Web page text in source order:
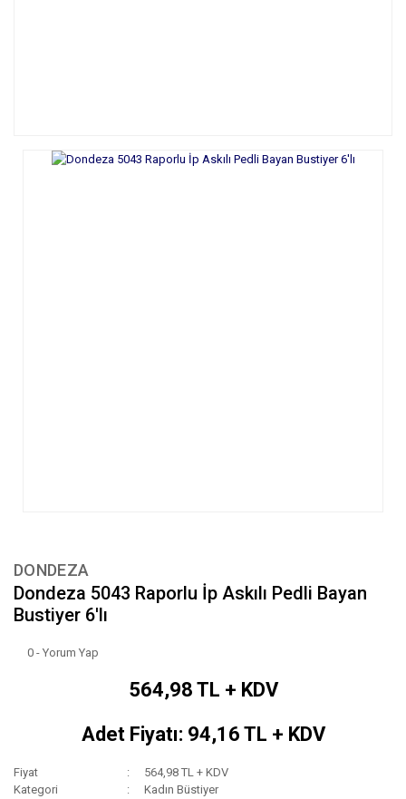
DONDEZA
Dondeza 5043 Raporlu İp Askılı Pedli Bayan
Bustiyer 6'lı
0 - Yorum Yap
564,98 TL + KDV
Adet Fiyatı: 94,16 TL + KDV
Fiyat
564,98 TL + KDV
Kategori
Kadın Büstiyer